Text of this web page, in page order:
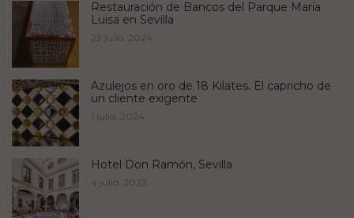
Restauración de Bancos del Parque María
Luisa en Sevilla
23 julio, 2024
Azulejos en oro de 18 Kilates. El capricho de
un cliente exigente
1 julio, 2024
Hotel Don Ramón, Sevilla
4 julio, 2023